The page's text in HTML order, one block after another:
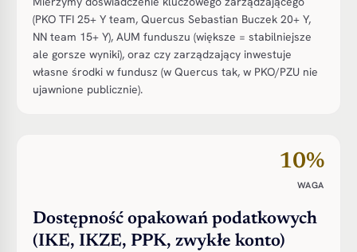
(PKO TFI 25+ Y team, Quercus Sebastian Buczek 20+ Y,
NN team 15+ Y), AUM funduszu (większe = stabilniejsze
ale gorsze wyniki), oraz czy zarządzający inwestuje
własne środki w fundusz (w Quercus tak, w PKO/PZU nie
ujawnione publicznie).
10%
WAGA
Dostępność opakowań podatkowych
(IKE, IKZE, PPK, zwykłe konto)